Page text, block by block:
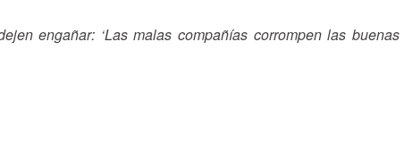
engañar: ‘Las malas compañías corrompen las buenas